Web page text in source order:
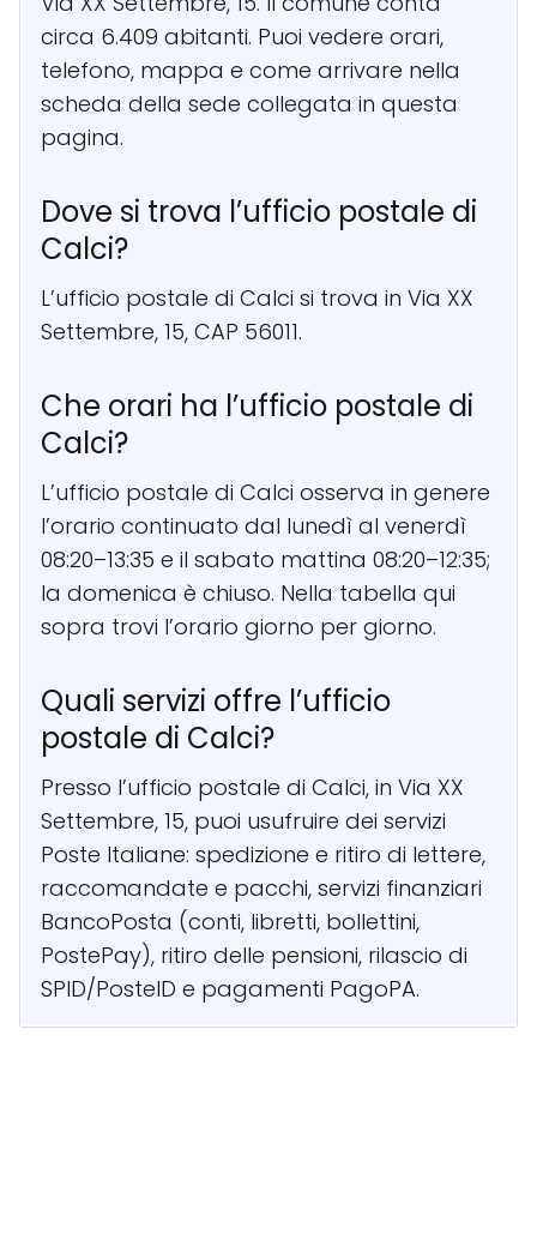
circa 6.409 abitanti. Puoi vedere orari,
telefono, mappa e come arrivare nella
scheda della sede collegata in questa
pagina.
Dove si trova l’ufficio postale di
Calci?
L’ufficio postale di Calci si trova in Via XX
Settembre, 15, CAP 56011.
Che orari ha l’ufficio postale di
Calci?
L’ufficio postale di Calci osserva in genere
l’orario continuato dal lunedì al venerdì
08:20–13:35 e il sabato mattina 08:20–12:35;
la domenica è chiuso. Nella tabella qui
sopra trovi l’orario giorno per giorno.
Quali servizi offre l’ufficio
postale di Calci?
Presso l’ufficio postale di Calci, in Via XX
Settembre, 15, puoi usufruire dei servizi
Poste Italiane: spedizione e ritiro di lettere,
raccomandate e pacchi, servizi finanziari
BancoPosta (conti, libretti, bollettini,
PostePay), ritiro delle pensioni, rilascio di
SPID/PosteID e pagamenti PagoPA.